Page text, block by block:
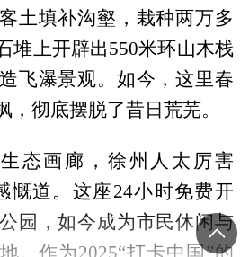
土填补沟壑，栽种两万多
堆上开辟出550米环山木栈
飞瀑景观。如今，这里春
，彻底摆脱了昔日荒芜。
态画廊，徐州人太厉害
慨道。这座24小时免费开
园，如今成为市民休闲与
。作为2025“打卡中国”的